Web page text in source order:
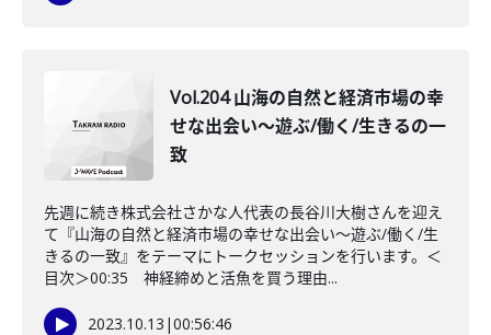
Vol.204 山海の自然と経済市場の幸
せな出会い〜遊ぶ/働く/生きるの一
致
先週に続き株式会社さかな人代表の長谷川大樹さんを迎え
て『山海の自然と経済市場の幸せな出会い〜遊ぶ/働く/生
きるの一致』をテーマにトークセッションを行います。＜
目次＞00:35 神経締めと活魚を買う理由...
2023.10.13 |00:56:46